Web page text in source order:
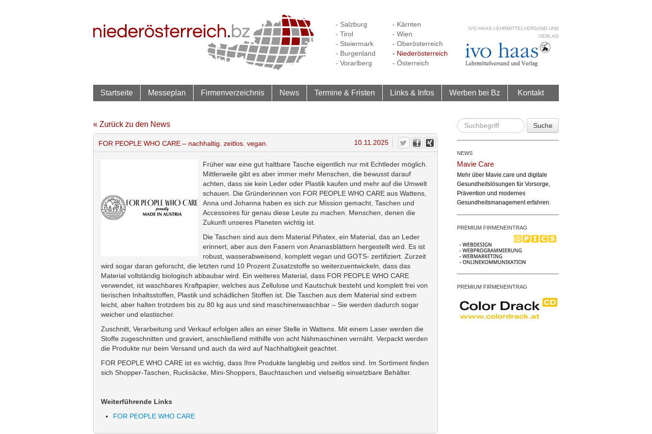
- Salzburg
- Tirol
- Steiermark
- Burgenland
- Vorarlberg
- Kärnten
- Wien
- Oberösterreich
- Niederösterreich
- Österreich
IVO HAAS LEHRMITTELVERSAND UND
VERLAG
Startseite Messeplan Firmenverzeichnis News Termine & Fristen Links & Infos Werben bei Bz Kontakt
« Zurück zu den News
FOR PEOPLE WHO CARE – nachhaltig. zeitlos. vegan. 10.11.2025
Früher war eine gut haltbare Tasche eigentlich nur mit Echtleder möglich.
Mittlerweile gibt es aber immer mehr Menschen, die bewusst darauf
achten, dass sie kein Leder oder Plastik kaufen und mehr auf die Umwelt
schauen. Die Gründerinnen von FOR PEOPLE WHO CARE aus Wattens,
Anna und Johanna haben es sich zur Mission gemacht, Taschen und
Accessoires für genau diese Leute zu machen. Menschen, denen die
Zukunft unseres Planeten wichtig ist.
Die Taschen sind aus dem Material Piñatex, ein Material, das an Leder
erinnert, aber aus den Fasern von Ananasblättern hergestellt wird. Es ist
robust, wasserabweisend, komplett vegan und GOTS- zertifiziert. Zurzeit
wird sogar daran geforscht, die letzten rund 10 Prozent Zusatzstoffe so weiterzuentwickeln, dass das
Material vollständig biologisch abbaubar wird. Ein weiteres Material, dass FOR PEOPLE WHO CARE
verwendet, ist waschbares Kraftpapier, welches aus Zellulose und Kautschuk besteht und komplett frei von
tierischen Inhaltsstoffen, Plastik und schädlichen Stoffen ist. Die Taschen aus dem Material sind extrem
leicht, aber halten trotzdem bis zu 80 kg aus und sind maschinenwaschbar – Sie werden dadurch sogar
weicher und elastischer.
Zuschnitt, Verarbeitung und Verkauf erfolgen alles an einer Stelle in Wattens. Mit einem Laser werden die
Stoffe zugeschnitten und graviert, anschließend mithilfe von acht Nähmaschinen vernäht. Verpackt werden
die Produkte nur beim Versand und auch da wird auf Nachhaltigkeit geachtet.
FOR PEOPLE WHO CARE ist es wichtig, dass Ihre Produkte langlebig und zeitlos sind. Im Sortiment finden
sich Shopper-Taschen, Rucksäcke, Mini-Shoppers, Bauchtaschen und vielseitig einsetzbare Behälter.
Weiterführende Links
FOR PEOPLE WHO CARE
Suche
NEWS
Mavie Care
Mehr über Mavie.care und digitale
Gesundheitslösungen für Vorsorge,
Prävention und modernes
Gesundheitsmanagement erfahren.
PREMIUM FIRMENEINTRAG
PREMIUM FIRMENEINTRAG